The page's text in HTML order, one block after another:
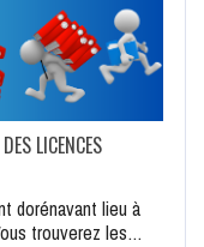
LICENCES
dorénavant lieu à
trouverez les…